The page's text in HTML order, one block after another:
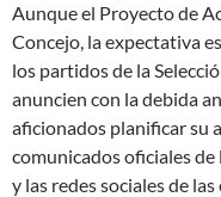
Aunque el Proyecto de
Concejo, la expectativa
los partidos de la
anuncien con la debida
aficionados planificar su
comunicados oficiales
y las redes sociales de